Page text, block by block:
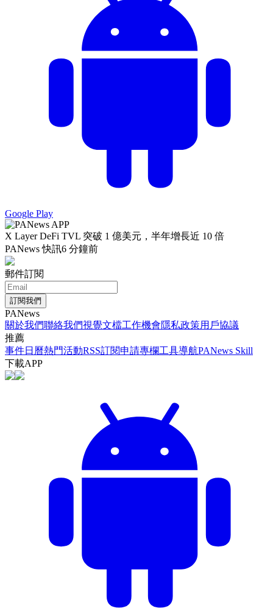
Google Play
X Layer DeFi TVL 突破 1 億美元，半年增長近 10 倍
PANews 快訊6 分鐘前
郵件訂閱
訂閱我們
PANews
關於我們聯絡我們視覺文檔工作機會隱私政策用戶協議
推薦
事件日曆熱門活動RSS訂閱申請專欄工具導航PANews Skill
下載APP